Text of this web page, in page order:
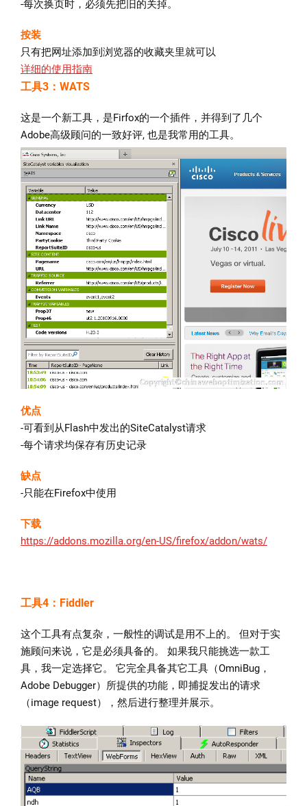
-每次换页时，必须先把旧的关掉。
按装
只有把网址添加到浏览器的收藏夹里就可以
详细的使用指南
工具3：WATS
这是一个新工具，是Firfox的一个插件，并得到了几个
Adobe高级顾问的一致好评, 也是我常用的工具。
优点
-可看到从Flash中发出的SiteCatalyst请求
-每个请求均保存有历史记录
缺点
-只能在Firefox中使用
下载
https://addons.mozilla.org/en-US/firefox/addon/wats/
工具4：Fiddler
这个工具有点复杂，一般性的调试是用不上的。 但对于实
施顾问来说，它是必须具备的。 如果我只能挑选一款工
具，我一定选择它。 它完全具备其它工具（OmniBug，
Adobe Debugger）所提供的功能，即捕捉发出的请求
（image request），然后进行整理并展示。